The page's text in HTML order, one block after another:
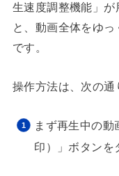
生速度調整機能」が
と、動画全体をゆ
です。
操作方法は、次の通
まず再生中の
印）」ボタンを